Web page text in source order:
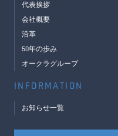
代表挨拶
会社概要
沿革
50年の歩み
オークラグループ
INFORMATION
お知らせ一覧